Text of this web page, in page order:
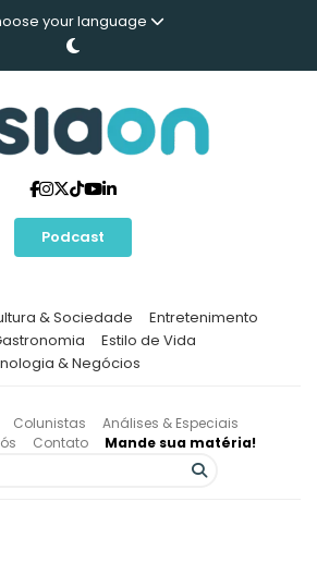
your language
Podcast
& Sociedade
Entretenimento
Estilo de Vida
& Negócios
Colunistas
Análises & Especiais
Contato Mande sua matéria!